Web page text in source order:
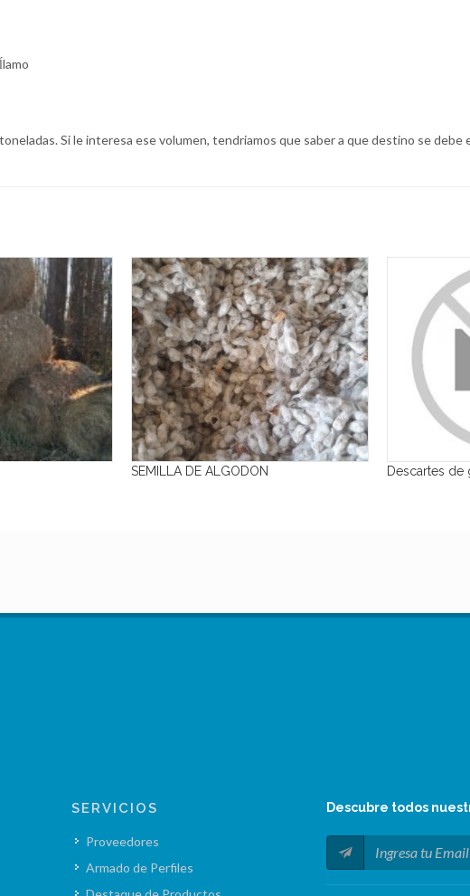
Si le interesa ese volumen, tendriamos que saber a que destino se debe
SEMILLA DE ALGODON Descartes de
SERVICIOS
Proveedores
Armado de Perfiles
Descubre todos